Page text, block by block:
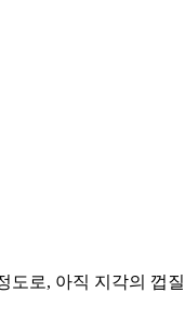
로, 아직 지각의 껍